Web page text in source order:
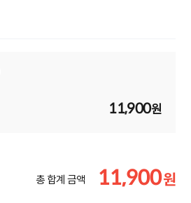
11,900원
총 합계 금액 11,900원